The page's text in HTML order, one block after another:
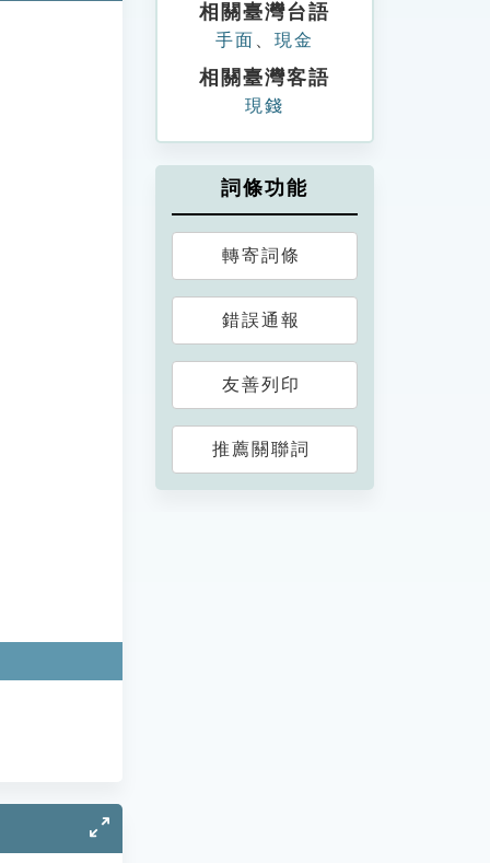
相關臺灣台語
手面 現金
相關臺灣客語
現錢
詞條功能
轉寄詞條
錯誤通報
友善列印
推薦關聯詞